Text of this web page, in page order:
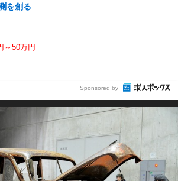
を創る
～50万円
Sponsored by